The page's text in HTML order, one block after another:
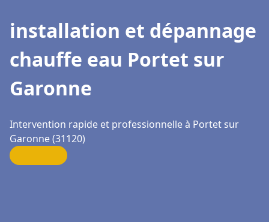
installation et dépannage
chauffe eau Portet sur
Garonne
Intervention rapide et professionnelle à Portet sur
Garonne (31120)